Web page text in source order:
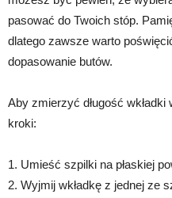
pasować do Twoich stóp.
dlatego zawsze warto
dopasowanie butów.
Aby zmierzyć długość
kroki:
1. Umieść szpilki na płaskiej
2. Wyjmij wkładkę z jednej ze